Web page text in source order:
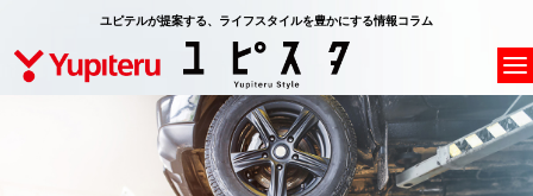
ユピテルが提案する、ライフスタイルを豊かにする情報コラム